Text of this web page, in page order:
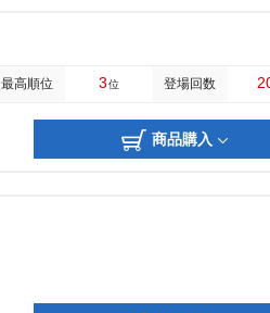
最高順位 3位 登場回数
商品購入